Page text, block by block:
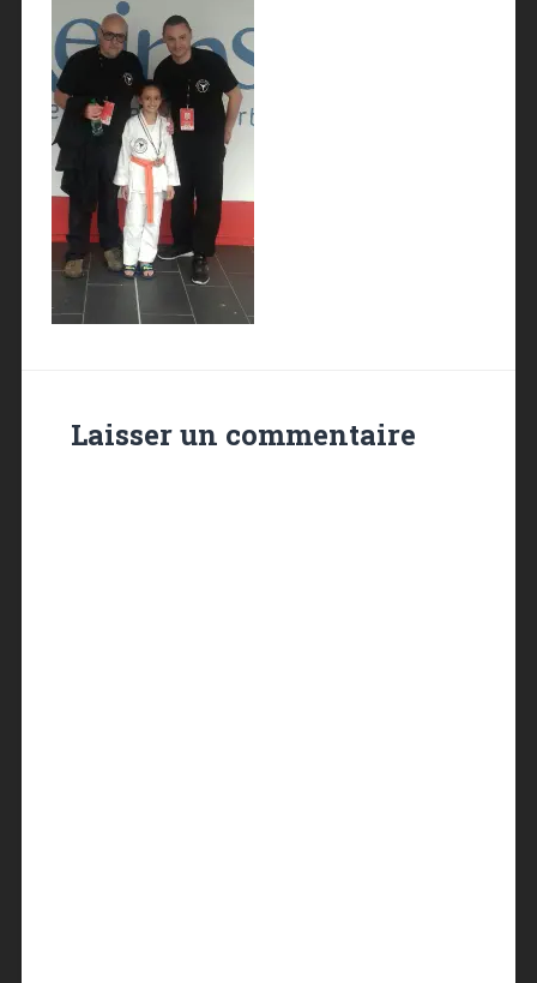
Laisser un commentaire